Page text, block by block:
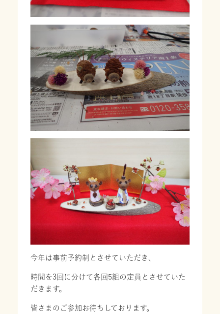
今年は事前予約制とさせていただき、
時間を3回に分けて各回5組の定員とさせていた
だきます。
皆さまのご参加お待ちしております。